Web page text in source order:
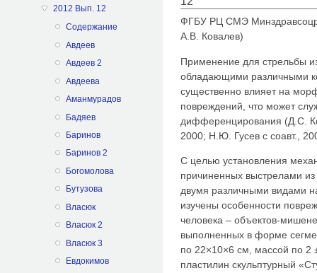
2012 Вып. 12
Содержание
Авдеев
Авдеев 2
Авдеева
Аманмурадов
Бадяев
Баринов
Баринов 2
Богомолова
Бутузова
Власюк
Власюк 2
Власюк 3
Евдокимов
ФГБУ РЦ СМЭ
А.В. Ковалев)
Применение для стрельбы
обладающими различными
существенно влияет на
повреждений, что может
дифференцирования (Д.С.
2000; Н.Ю. Гусев с соавт.,
С целью установления
причиненных выстрелами
двумя различными видами
изучены особенности
человека – объектов-
выполненных в форме
по 22×10×6 см, массой по 2
пластилин скульптурный